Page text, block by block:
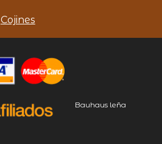
Cojines
Bauhaus leña